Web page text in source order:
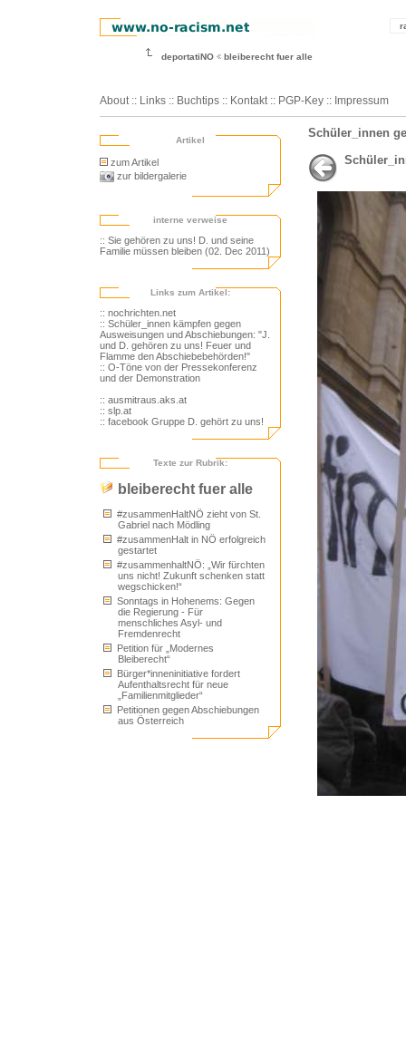
deportatiNO bleiberecht fuer alle
About :: Links :: Buchtips :: Kontakt :: PGP-Key :: Impressum
Artikel
zum Artikel
zur bildergalerie
interne verweise
:: Sie gehören zu uns! D. und seine
Familie müssen bleiben (02. Dec 2011)
Links zum Artikel:
:: nochrichten.net
:: Schüler_innen kämpfen gegen
Ausweisungen und Abschiebungen: "J.
und D. gehören zu uns! Feuer und
Flamme den Abschiebebehörden!"
:: O-Töne von der Pressekonferenz
und der Demonstration
:: ausmitraus.aks.at
:: slp.at
:: facebook Gruppe D. gehört zu uns!
Texte zur Rubrik:
bleiberecht fuer alle
#zusammenHaltNÖ zieht von St.
Gabriel nach Mödling
#zusammenHalt in NÖ erfolgreich
gestartet
#zusammenhaltNÖ: „Wir fürchten
uns nicht! Zukunft schenken statt
wegschicken!“
Sonntags in Hohenems: Gegen
die Regierung - Für
menschliches Asyl- und
Fremdenrecht
Petition für „Modernes
Bleiberecht“
Bürger*inneninitiative fordert
Aufenthaltsrecht für neue
„Familienmitglieder“
Petitionen gegen Abschiebungen
aus Österreich
Schüler_innen